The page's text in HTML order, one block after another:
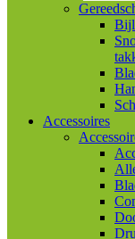
Accessoires